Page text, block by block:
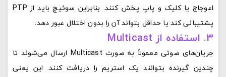
اعوجاج یا کلیک و پاپ پخش کنند. بنابراین سوئیچ باید از PTP
پشتیبانی کند یا حداقل بتواند آن را بدون اختلال عبور دهد.
3. استفاده از Multicast
جریان‌های صوتی معمولاً به صورت Multicast ارسال می‌شوند تا
چندین گیرنده بتوانند یک استریم را دریافت کنند. این یعنی